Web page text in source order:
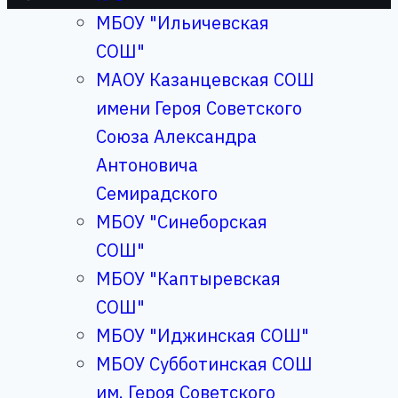
МБОУ "Ильичевская
СОШ"
МАОУ Казанцевская СОШ
имени Героя Советского
Союза Александра
Антоновича
Семирадского
МБОУ "Синеборская
СОШ"
МБОУ "Каптыревская
СОШ"
МБОУ "Иджинская СОШ"
МБОУ Субботинская СОШ
им. Героя Советского